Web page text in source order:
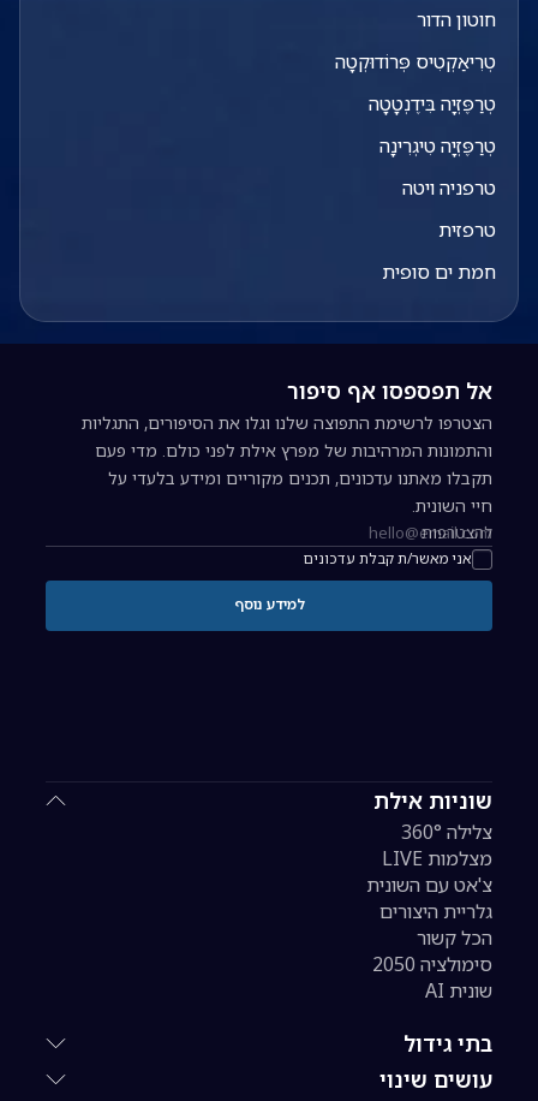
חוטון הדור
טְרִיאַקְטִיס פְּרוֹדוּקְטָה
טְרַפֶּזְיָה בִּידֶנְטָטָה
טְרַפֶּזְיָה טִיגְרִינָה
טרפניה ויטה
טרפזית
חמת ים סופית
שוניות אילת
צלילה 360°
מצלמות LIVE
צ'אט עם השונית
גלריית היצורים
הכל קשור
סימולציה 2050
שונית AI
בתי גידול
עושים שינוי
אל תפספסו אף סיפור
הצטרפו לרשימת התפוצה שלנו וגלו את הסיפורים, התגליות
והתמונות המרהיבות של מפרץ אילת לפני כולם. מדי פעם
תקבלו מאתנו עדכונים, תכנים מקוריים ומידע בלעדי על
חיי השונית.
כתובת אימייל להרשמה לניוזלטר
אני מאשר/ת קבלת עדכונים
להצטרפות
למידע נוסף